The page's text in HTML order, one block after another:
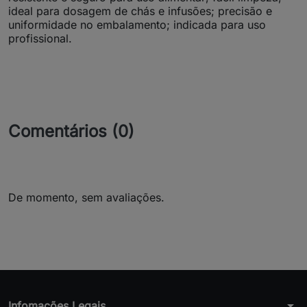
ideal para dosagem de chás e infusões; precisão e
uniformidade no embalamento; indicada para uso
profissional.
Comentários (0)
De momento, sem avaliações.